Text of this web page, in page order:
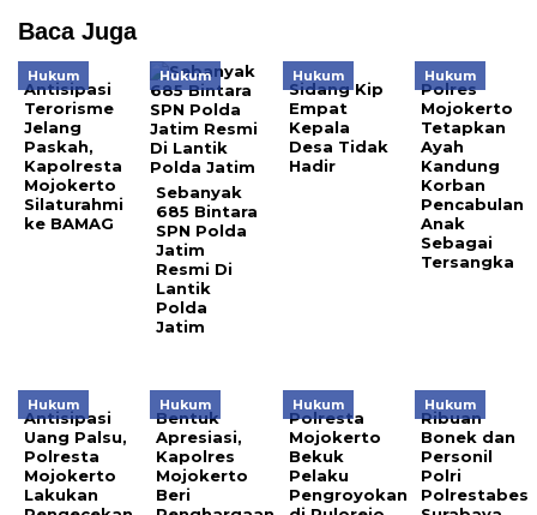
Baca Juga
Hukum
Antisipasi
Terorisme
Jelang
Paskah,
Kapolresta
Mojokerto
Silaturahmi
ke BAMAG
Hukum
Sebanyak
685 Bintara
SPN Polda
Jatim
Resmi Di
Lantik
Polda
Jatim
Hukum
Sidang Kip
Empat
Kepala
Desa Tidak
Hadir
Hukum
Polres
Mojokerto
Tetapkan
Ayah
Kandung
Korban
Pencabulan
Anak
Sebagai
Tersangka
Hukum
Antisipasi
Uang Palsu,
Polresta
Mojokerto
Lakukan
Hukum
Bentuk
Apresiasi,
Kapolres
Mojokerto
Beri
Hukum
Polresta
Mojokerto
Bekuk
Pelaku
Pengroyokan
Hukum
Ribuan
Bonek dan
Personil
Polri
Polrestabes